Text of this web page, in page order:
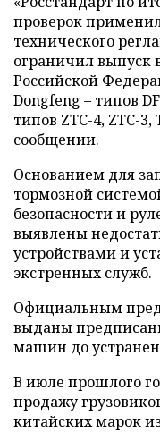
проверок
технического
ограничил выпуск
Российской
Dongfeng – типов
типов ZTC-4, ZTC-3,
сообщении.
Основанием для
тормозной
безопасности и
выявлены
устройствами и
экстренных служб.
Официальным
выданы
машин до
В июле прошлого
продажу
китайских марок